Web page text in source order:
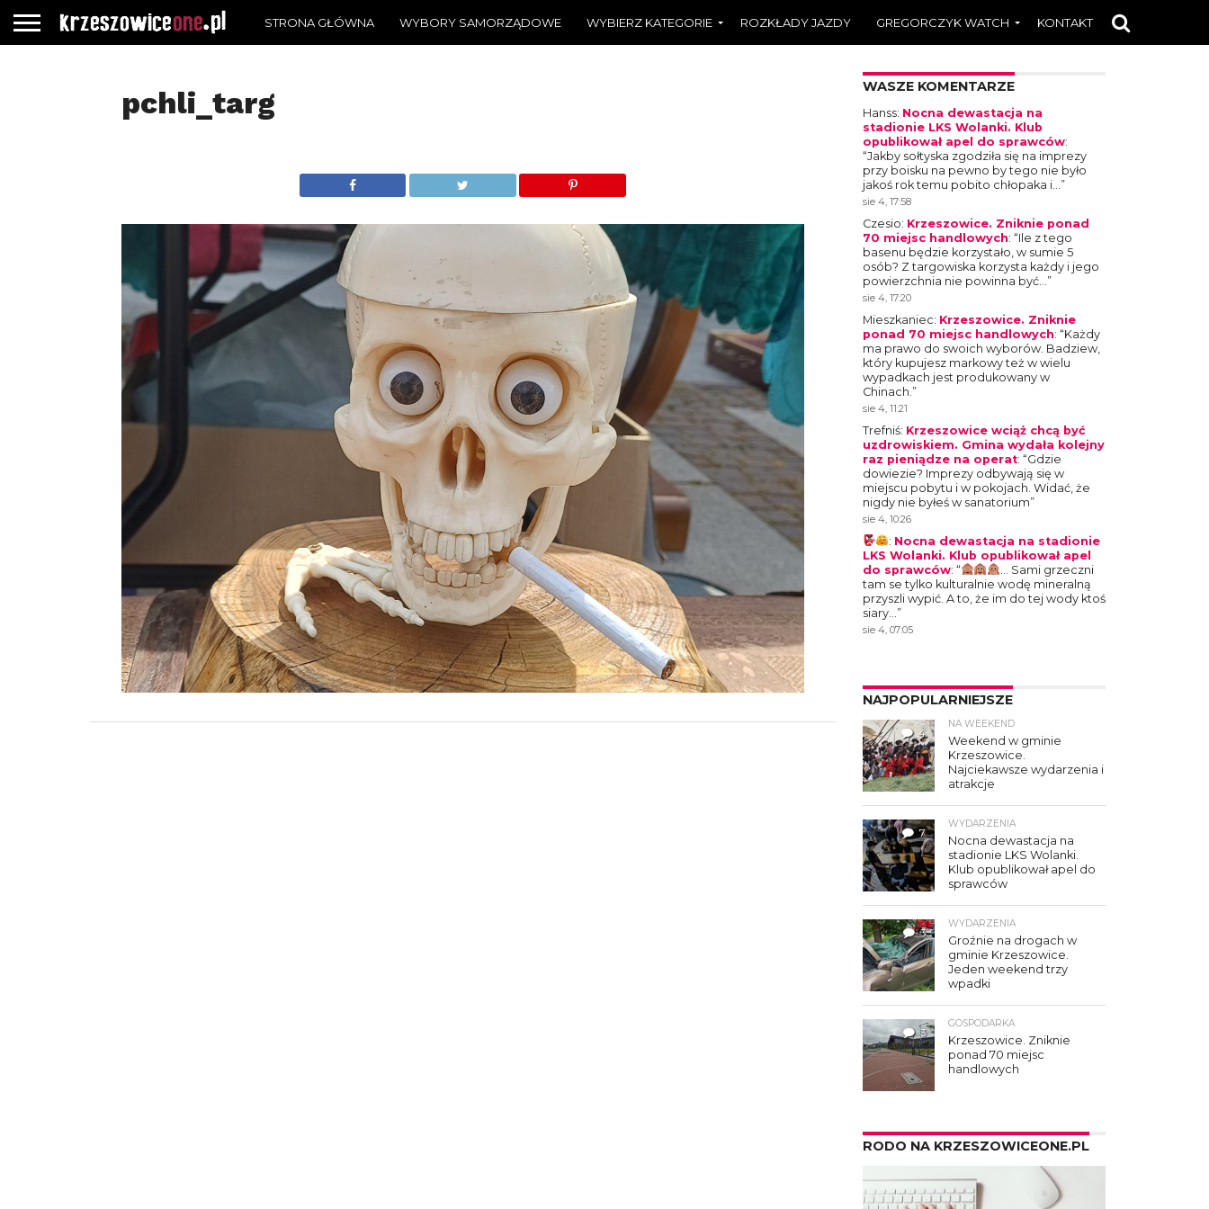
STRONA GŁÓWNA WYBORY SAMORZĄDOWE WYBIERZ KATEGORIE ROZKŁADY JAZDY GREGORCZYK WATCH KONTAKT
pchli_targ WASZE KOMENTARZE
Hanss: Nocna dewastacja na
stadionie LKS Wolanki. Klub
opublikował apel do sprawców:
“Jakby sołtyska zgodziła się na imprezy
przy boisku na pewno by tego nie było
jakoś rok temu pobito chłopaka i…”
sie 4, 17:58
Czesio: Krzeszowice. Zniknie ponad
70 miejsc handlowych: “Ile z tego
basenu będzie korzystało, w sumie 5
osób? Z targowiska korzysta każdy i jego
powierzchnia nie powinna być…”
sie 4, 17:20
Mieszkaniec: Krzeszowice. Zniknie
ponad 70 miejsc handlowych: “Każdy
ma prawo do swoich wyborów. Badziew,
który kupujesz markowy też w wielu
wypadkach jest produkowany w
Chinach.”
sie 4, 11:21
Trefniś: Krzeszowice wciąż chcą być
uzdrowiskiem. Gmina wydała kolejny
raz pieniądze na operat: “Gdzie
dowiezie? Imprezy odbywają się w
miejscu pobytu i w pokojach. Widać, że
nigdy nie byłeś w sanatorium”
sie 4, 10:26
: Nocna dewastacja na stadionie
LKS Wolanki. Klub opublikował apel
do sprawców: “
… Sami grzeczni
tam se tylko kulturalnie wodę mineralną
przyszli wypić. A to, że im do tej wody ktoś
siary…”
sie 4, 07:05
NAJPOPULARNIEJSZE
4
NA WEEKEND
Weekend w gminie
Krzeszowice.
Najciekawsze wydarzenia i
atrakcje
7
WYDARZENIA
Nocna dewastacja na
stadionie LKS Wolanki.
Klub opublikował apel do
sprawców
3
WYDARZENIA
Groźnie na drogach w
gminie Krzeszowice.
Jeden weekend trzy
wpadki
3
GOSPODARKA
Krzeszowice. Zniknie
ponad 70 miejsc
handlowych
RODO NA KRZESZOWICEONE.PL